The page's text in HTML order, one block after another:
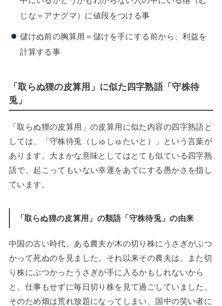
じな＝アナグマ）に値段をつける事
儲けぬ前の胸算用＝儲けを手にする前から、利益を
計算する事
「取らぬ狸の皮算用」に似た四字熟語「守株待
兎」
「取らぬ狸の皮算用」の皮算用に似た内容の四字熟語と
しては、「守株待兎（しゅしゅたいと）」という言葉が
あります。大まかな意味としてはとても似ている四字熟
語で、起こってもいない幸運をあてにする愚かさを指し
ています。
「取らぬ狸の皮算用」の類語「守株待兎」の由来
中国の古い時代、ある農夫が木の切り株にうさぎがぶつ
かって死ぬのを見ました。それ以来その農夫は、また切
り株にぶつかったうさぎが手に入るかもしれないから
と、仕事もせずに毎日切り株を見て過ごしていました。
そのため畑は荒れ放題になってしまい、国中の笑い者に